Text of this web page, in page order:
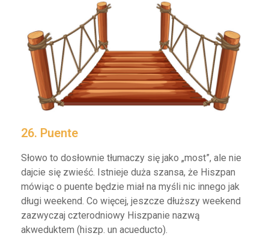
26. Puente
Słowo to dosłownie tłumaczy się jako „most”, ale nie
dajcie się zwieść. Istnieje duża szansa, że Hiszpan
mówiąc o puente będzie miał na myśli nic innego jak
długi weekend. Co więcej, jeszcze dłuższy weekend
zazwyczaj czterodniowy Hiszpanie nazwą
akweduktem (hiszp. un acueducto).